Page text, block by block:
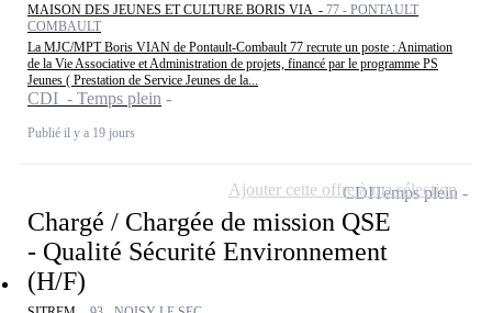
MAISON DES JEUNES ET CULTURE BORIS VIA - 77 - PONTAULT
COMBAULT
La MJC/MPT Boris VIAN de Pontault-Combault 77 recrute un poste : Animation
de la Vie Associative et Administration de projets, financé par le programme PS
Jeunes ( Prestation de Service Jeunes de la...
CDI - Temps plein
Publié il y a 19 jours
Chargé / Chargée de mission QSE
- Qualité Sécurité Environnement
(H/F)
CDITemps plein
Ajouter cette offre à ma sélection